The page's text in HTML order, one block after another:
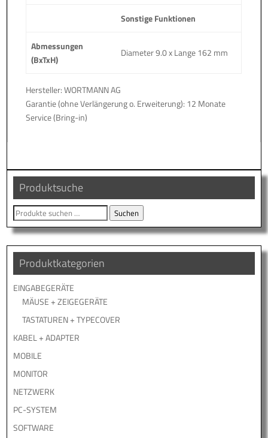
Sonstige Funktionen
Abmessungen
(BxTxH)
Diameter 9.0 x Lange 162 mm
Hersteller: WORTMANN AG
Garantie (ohne Verlängerung o. Erweiterung): 12 Monate
Service (Bring-in)
Produktsuche
Suche
nach:
Suchen
Produktkategorien
EINGABEGERÄTE
MÄUSE + ZEIGEGERÄTE
TASTATUREN + TYPECOVER
KABEL + ADAPTER
MOBILE
MONITOR
NETZWERK
PC-SYSTEM
SOFTWARE